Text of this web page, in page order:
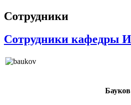
Сотрудники
Сотрудники кафедры